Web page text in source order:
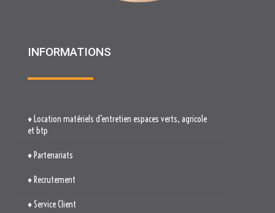
INFORMATIONS
♦ Location matériels d’entretien espaces verts, agricole
et btp
♦ Partenariats
♦ Recrutement
♦ Service Client